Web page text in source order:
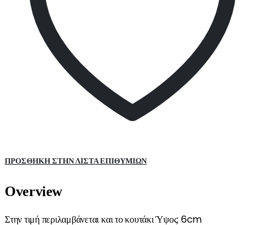
ΠΡΌΣΘΉΚΗ ΣΤΗΝ ΛΊΣΤΑ ΕΠΙΘΥΜΙΏΝ
Overview
Στην τιμή περιλαμβάνεται και το κουτάκιΎψος: 6cm